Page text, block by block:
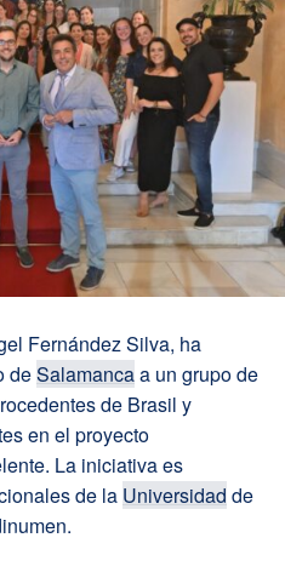
Fernández Silva, ha
deSalamancaa un grupo de
de Brasil y
en el proyecto
La iniciativa es
de la Universidad de